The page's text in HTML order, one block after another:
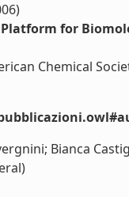
for
Chemical
Bianca